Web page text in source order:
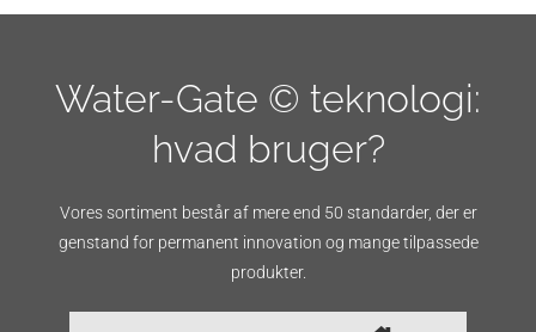
Water-Gate © teknologi:
hvad bruger?
Vores sortiment består af mere end 50 standarder, der er
genstand for permanent innovation og mange tilpassede
produkter.